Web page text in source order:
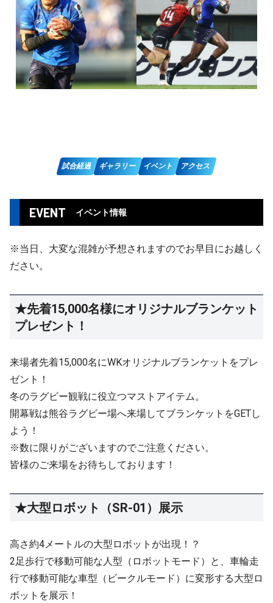
試合経過 ギャラリー イベント アクセス
EVENT イベント情報
※当日、大変な混雑が予想されますのでお早目にお越しく
ださい。
★先着15,000名様にオリジナルブランケット
プレゼント！
来場者先着15,000名にWKオリジナルブランケットをプレ
ゼント！
冬のラグビー観戦に役立つマストアイテム。
開幕戦は熊谷ラグビー場へ来場してブランケットをGETし
よう！
※数に限りがございますのでご注意ください。
皆様のご来場をお待ちしております！
★大型ロボット（SR-01）展示
高さ約4メートルの大型ロボットが出現！？
2足歩行で移動可能な人型（ロボットモード）と、車輪走
行で移動可能な車型（ビークルモード）に変形する大型ロ
ボットを展示！